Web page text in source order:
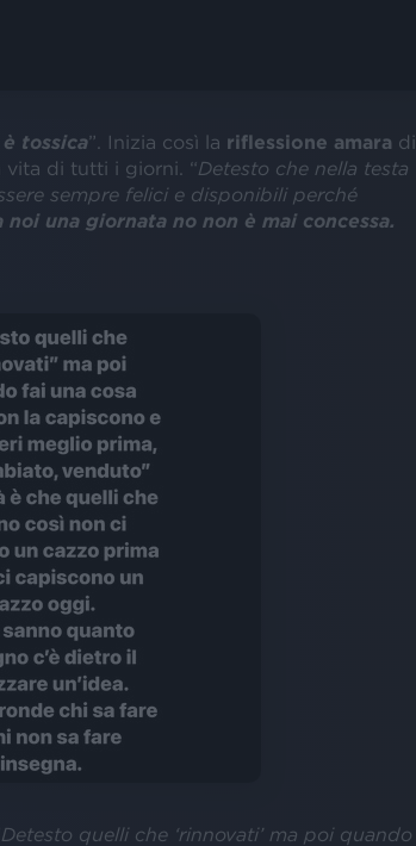
tossica”. Inizia così la riflessione amara di
vita di tutti i giorni. “Detesto che nella testa
sempre felici e disponibili perché
noi una giornata no non è mai concessa.
Detesto quelli che ‘rinnovati’ ma poi quando